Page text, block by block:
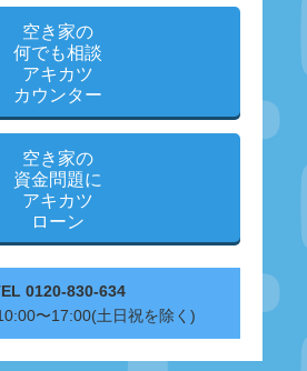
空き家の
何でも相談
アキカツ
カウンター
空き家の
資金問題に
アキカツ
ローン
0120-830-634
〜17:00(土日祝を除く)